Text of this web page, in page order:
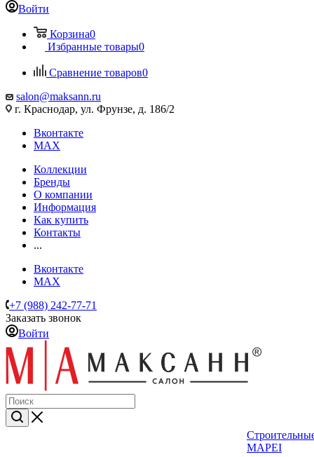
Войти
Корзина0
Избранные товары0
Сравнение товаров0
salon@maksann.ru
г. Краснодар, ул. Фрунзе, д. 186/2
Вконтакте
MAX
Коллекции
Бренды
О компании
Информация
Как купить
Контакты
...
Вконтакте
MAX
+7 (988) 242-77-71
Заказать звонок
Войти
MAPEI